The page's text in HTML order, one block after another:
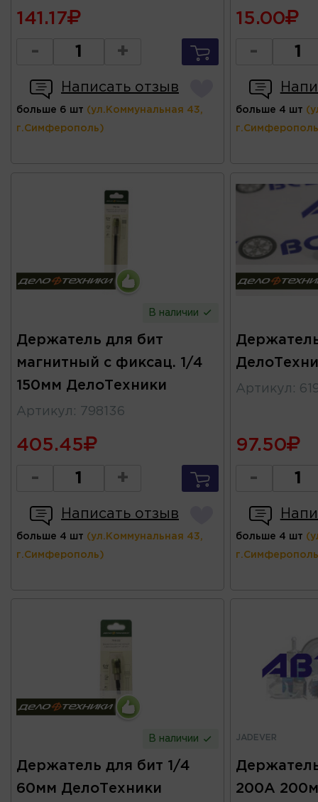
141.17
- +
Написать отзыв
больше 6 шт (ул.Коммунальная 43,
г.Симферополь)
15.00
-
больше 4 шт
В наличии
Держатель для бит
магнитный с фиксац. 1/4
150мм ДелоТехники
Артикул : 798136
405.45
- +
Написать отзыв
больше 4 шт (ул.Коммунальная 43,
г.Симферополь)
Артикул :
97.50
-
больше 4 шт
В наличии
Держатель для бит 1/4
60мм ДелоТехники
JADEVER
200А